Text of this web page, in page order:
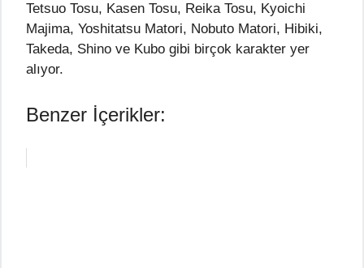
Tetsuo Tosu, Kasen Tosu, Reika Tosu, Kyoichi
Majima, Yoshitatsu Matori, Nobuto Matori, Hibiki,
Takeda, Shino ve Kubo gibi birçok karakter yer
alıyor.
Benzer İçerikler: